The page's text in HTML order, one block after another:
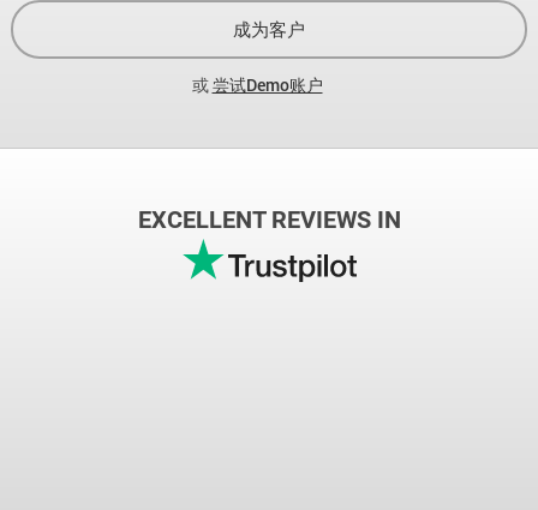
成为客户
或尝试Demo账户
EXCELLENT REVIEWS IN